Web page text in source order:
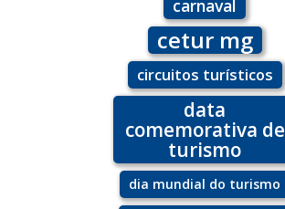
carnaval
cetur mg
circuitos turísticos
data
comemorativa de
turismo
dia mundial do turismo